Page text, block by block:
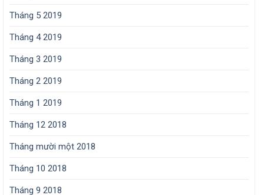
Tháng 5 2019
Tháng 4 2019
Tháng 3 2019
Tháng 2 2019
Tháng 1 2019
Tháng 12 2018
Tháng mười một 2018
Tháng 10 2018
Tháng 9 2018